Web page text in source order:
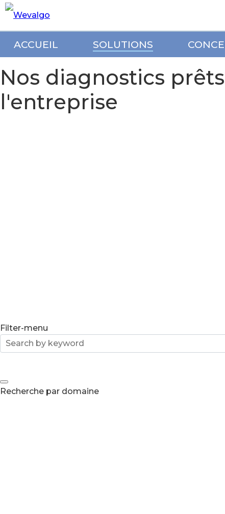
ACCUEIL SOLUTIONS
Nos diagnostics
l'entreprise
Filter-menu
Recherche par domaine